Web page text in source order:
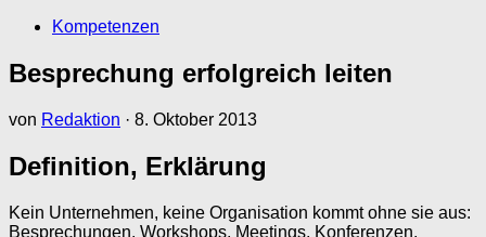
Kompetenzen
Besprechung erfolgreich leiten
von Redaktion · 8. Oktober 2013
Definition, Erklärung
Kein Unternehmen, keine Organisation kommt ohne sie aus:
Besprechungen, Workshops, Meetings, Konferenzen,